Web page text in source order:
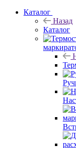
Каталог
Назад
Каталог